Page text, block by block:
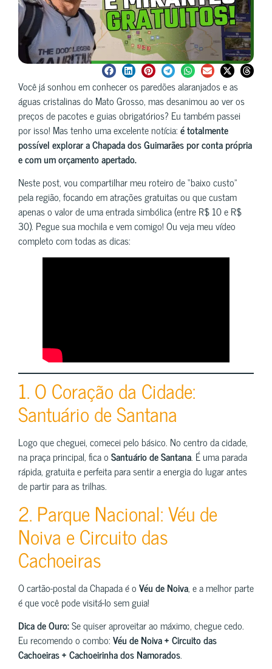
Você já sonhou em conhecer os paredões alaranjados e as
águas cristalinas do Mato Grosso, mas desanimou ao ver os
preços de pacotes e guias obrigatórios? Eu também passei
por isso! Mas tenho uma excelente notícia:é totalmente
possível explorar a Chapada dos Guimarães por conta própria
e com um orçamento apertado.
Neste post, vou compartilhar meu roteiro de “baixo custo”
pela região, focando em atrações gratuitas ou que custam
apenas o valor de uma entrada simbólica (entre R$ 10 e R$
30). Pegue sua mochila e vem comigo! Ou veja meu vídeo
completo com todas as dicas:
1. O Coração da Cidade:
Santuário de Santana
Logo que cheguei, comecei pelo básico. No centro da cidade,
na praça principal, fica oSantuário de Santana. É uma parada
rápida, gratuita e perfeita para sentir a energia do lugar antes
de partir para as trilhas.
2. Parque Nacional: Véu de
Noiva e Circuito das
Cachoeiras
O cartão-postal da Chapada é oVéu de Noiva, e a melhor parte
é que você pode visitá-lo sem guia!
Dica de Ouro:Se quiser aproveitar ao máximo, chegue cedo.
Eu recomendo o combo:Véu de Noiva + Circuito das
Cachoeiras + Cachoeirinha dos Namorados.